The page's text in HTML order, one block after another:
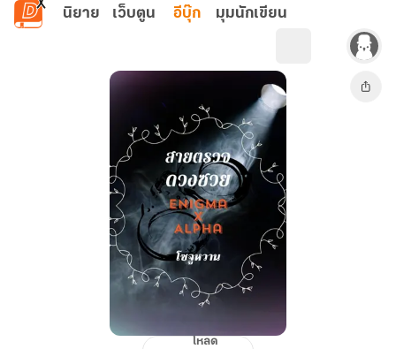
ข้ามไปยังเนื้อหาหลัก
นิยาย เว็บตูน อีบุ๊ก มุมนักเขียน
โหลด